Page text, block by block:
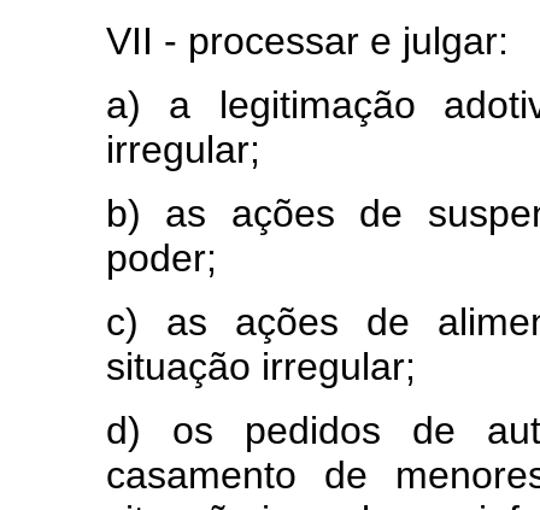
VII - processar e julgar:
a) a legitimação
irregular;
b) as ações de
poder;
c) as ações de
situação irregular;
d) os pedidos de
casamento de